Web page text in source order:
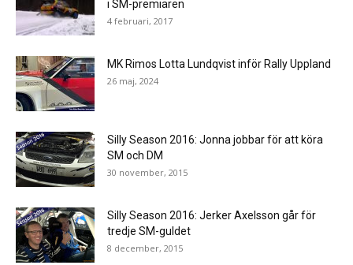
i SM-premiären
4 februari, 2017
MK Rimos Lotta Lundqvist inför Rally Uppland
26 maj, 2024
Silly Season 2016: Jonna jobbar för att köra
SM och DM
30 november, 2015
Silly Season 2016: Jerker Axelsson går för
tredje SM-guldet
8 december, 2015